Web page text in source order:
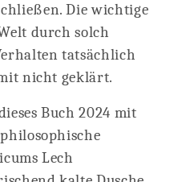
Die wichtige
durch solch
tatsächlich
nicht geklärt.
Buch 2024 mit
Lech